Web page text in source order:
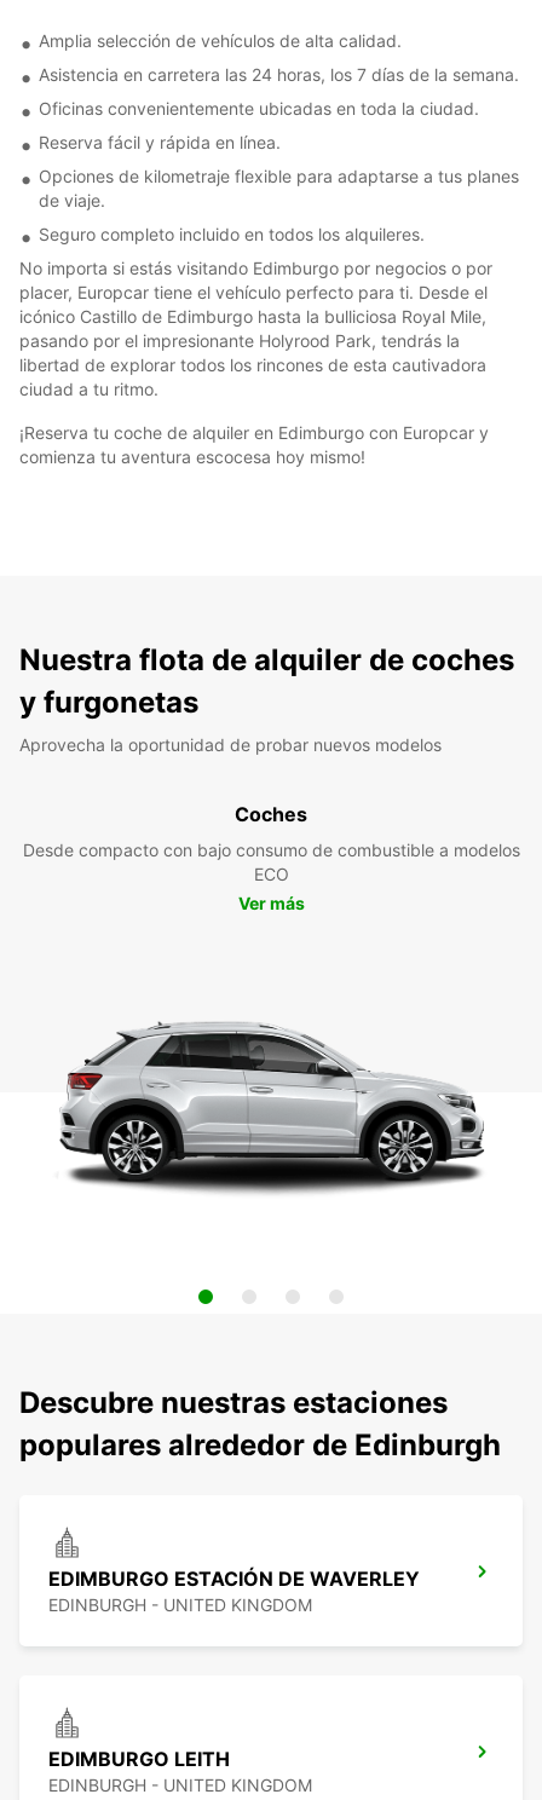
Amplia selección de vehículos de alta calidad.
Asistencia en carretera las 24 horas, los 7 días de la semana.
Oficinas convenientemente ubicadas en toda la ciudad.
Reserva fácil y rápida en línea.
Opciones de kilometraje flexible para adaptarse a tus planes
de viaje.
Seguro completo incluido en todos los alquileres.
No importa si estás visitando Edimburgo por negocios o por
placer, Europcar tiene el vehículo perfecto para ti. Desde el
icónico Castillo de Edimburgo hasta la bulliciosa Royal Mile,
pasando por el impresionante Holyrood Park, tendrás la
libertad de explorar todos los rincones de esta cautivadora
ciudad a tu ritmo.
¡Reserva tu coche de alquiler en Edimburgo con Europcar y
comienza tu aventura escocesa hoy mismo!
Nuestra flota de alquiler de coches
y furgonetas
Aprovecha la oportunidad de probar nuevos modelos
Coches
Desde compacto con bajo consumo de combustible a modelos
ECO
Ver más
Descubre nuestras estaciones
populares alrededor de Edinburgh
EDIMBURGO ESTACIÓN DE WAVERLEY
EDINBURGH - UNITED KINGDOM
EDIMBURGO LEITH
EDINBURGH - UNITED KINGDOM